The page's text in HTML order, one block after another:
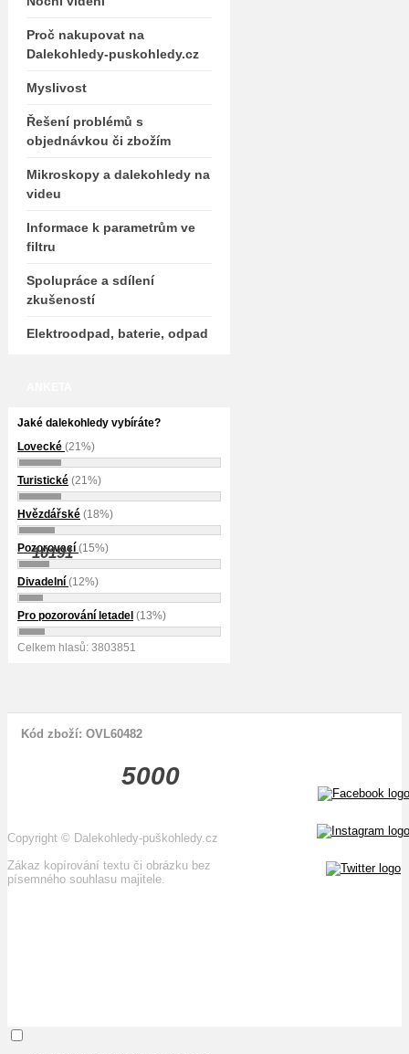
Proč nakupovat na
Dalekohledy-puskohledy.cz
Myslivost
Řešení problémů s
objednávkou či zbožím
Mikroskopy a dalekohledy na
videu
Informace k parametrům ve
filtru
Spolupráce a sdílení
zkušeností
Elektroodpad, baterie, odpad
Jaké dalekohledy vybíráte?
Lovecké (21%)
Turistické (21%)
Hvězdářské (18%)
Pozorovací (15%)
Divadelní (12%)
Pro pozorování letadel (13%)
Celkem hlasů: 3803851
5000
10191
Kód zboží: OVL60482
Copyright © Dalekohledy-puškohledy.cz
Zákaz kopírování textu či obrázku bez
písemného souhlasu majitele.